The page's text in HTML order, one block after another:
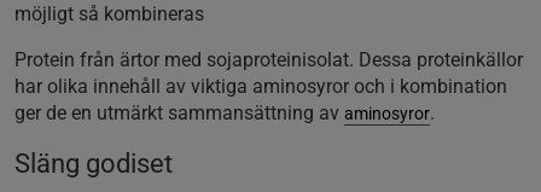
möjligt så kombineras
Protein från ärtor med sojaproteinisolat. Dessa proteinkällor
har olika innehåll av viktiga aminosyror och i kombination
ger de en utmärkt sammansättning av aminosyror.
Släng godiset